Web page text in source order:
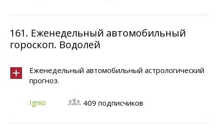
161. Еженедельный автомобильный
гороскоп. Водолей
Еженедельный автомобильный астрологический
прогноз.
Ignio 409 подписчиков